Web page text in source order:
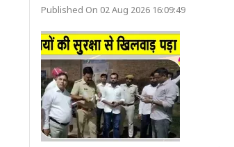
Published On 02 Aug 2026 16:09:49